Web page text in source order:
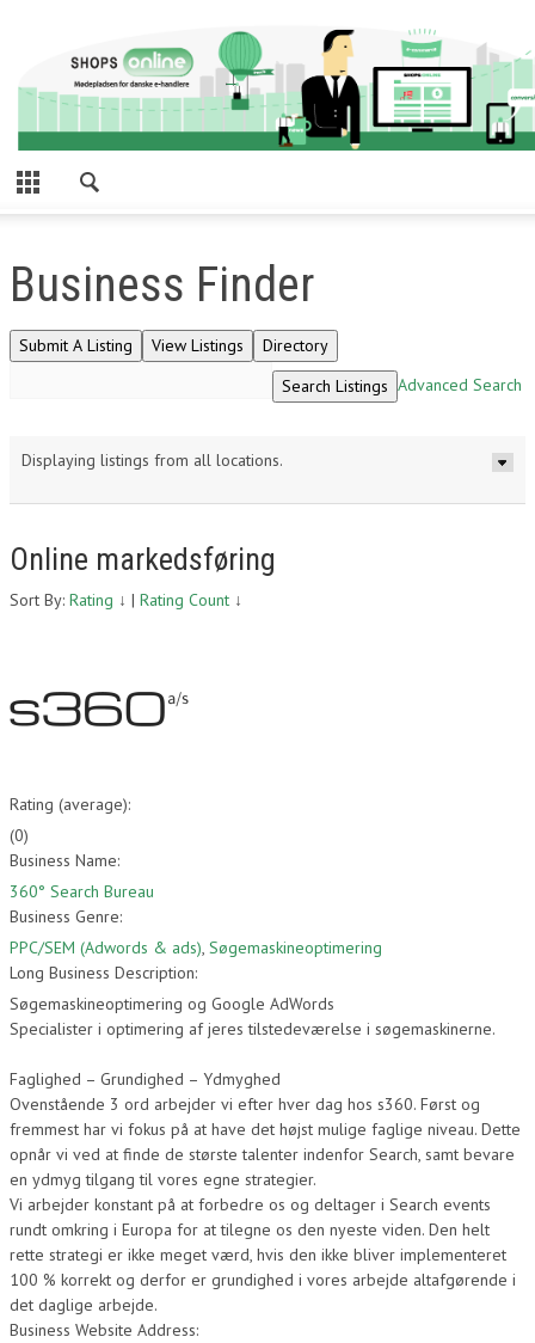
Business Finder
Advanced Search
Displaying listings from all locations.
Online markedsføring
Sort By: Rating ↓ | Rating Count ↓
Rating (average):
(0)
Business Name:
360° Search Bureau
Business Genre:
PPC/SEM (Adwords & ads), Søgemaskineoptimering
Long Business Description:
Søgemaskineoptimering og Google AdWords
Specialister i optimering af jeres tilstedeværelse i søgemaskinerne.
Faglighed – Grundighed – Ydmyghed
Ovenstående 3 ord arbejder vi efter hver dag hos s360. Først og
fremmest har vi fokus på at have det højst mulige faglige niveau. Dette
opnår vi ved at finde de største talenter indenfor Search, samt bevare
en ydmyg tilgang til vores egne strategier.
Vi arbejder konstant på at forbedre os og deltager i Search events
rundt omkring i Europa for at tilegne os den nyeste viden. Den helt
rette strategi er ikke meget værd, hvis den ikke bliver implementeret
100 % korrekt og derfor er grundighed i vores arbejde altafgørende i
det daglige arbejde.
Business Website Address: